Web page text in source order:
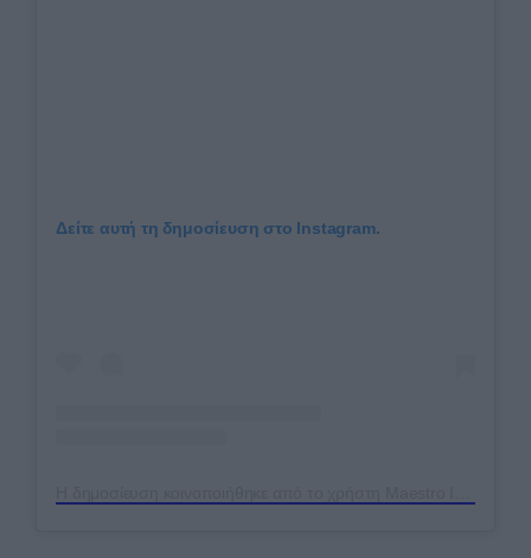
Δείτε αυτή τη δημοσίευση στο Instagram.